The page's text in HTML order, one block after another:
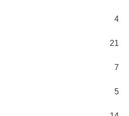
4
21
7
5